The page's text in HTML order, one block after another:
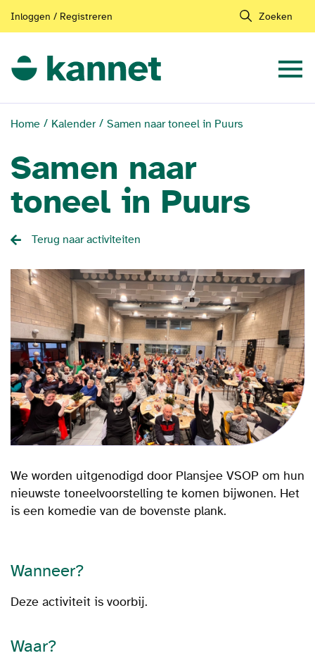
Inloggen / Registreren Zoeken
Home Kalender Samen naar toneel in Puurs
Samen naar
toneel in Puurs
Terug naar activiteiten
We worden uitgenodigd door Plansjee VSOP om hun
nieuwste toneelvoorstelling te komen bijwonen. Het
is een komedie van de bovenste plank.
Wanneer?
Deze activiteit is voorbij.
Waar?